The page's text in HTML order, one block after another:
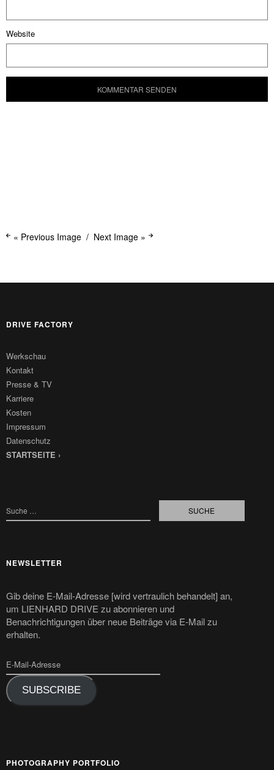
Website
« Previous Image Next Image »
DRIVE FACTORY
Werkschau
Kontakt
Presse & TV
Karriere
Kosten
Impressum
Datenschutz
STARTSEITE ›
NEWSLETTER
Gib deine E-Mail-Adresse [wird vertraulich behandelt] an,
um LIENHARD DRIVE zu abonnieren und
Benachrichtigungen über neue Beiträge via E-Mail zu
erhalten.
SUBSCRIBE
PHOTOGRAPHY PORTFOLIO